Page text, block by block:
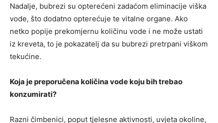
Nadalje, bubrezi su opterećeni zadaćom eliminacije viška
vode, što dodatno opterećuje te vitalne organe. Ako
netko popije prekomjernu količinu vode i ne može ustati
iz kreveta, to je pokazatelj da su bubrezi pretrpani viškom
tekućine.
Koja je preporučena količina vode koju bih trebao
konzumirati?
Razni čimbenici, poput tjelesne aktivnosti, uvjeta okoline,